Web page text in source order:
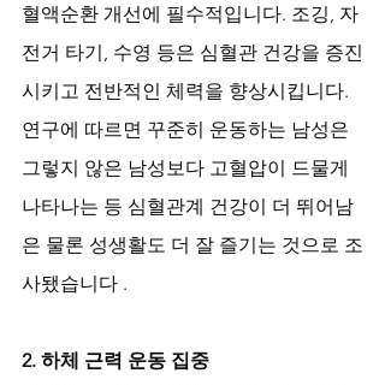
혈액순환 개선에 필수적입니다. 조깅, 자
전거 타기, 수영 등은 심혈관 건강을 증진
시키고 전반적인 체력을 향상시킵니다.
연구에 따르면 꾸준히 운동하는 남성은
그렇지 않은 남성보다 고혈압이 드물게
나타나는 등 심혈관계 건강이 더 뛰어남
은 물론 성생활도 더 잘 즐기는 것으로 조
사됐습니다 .
2. 하체 근력 운동 집중